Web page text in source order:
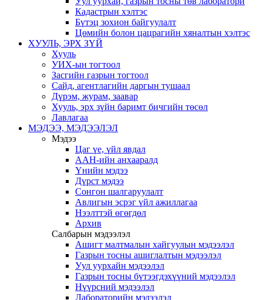
Кадастрын хэлтэс
Бүтэц зохион байгуулалт
Цөмийн болон цацрагийн хяналтын хэлтэс
ХУУЛЬ, ЭРХ ЗҮЙ
Хууль
УИХ-ын тогтоол
Засгийн газрын тогтоол
Сайд, агентлагийн даргын тушаал
Дүрэм, журам, заавар
Хууль, эрх зүйн баримт бичгийн төсөл
Лавлагаа
МЭДЭЭ, МЭДЭЭЛЭЛ
Мэдээ
Цаг үе, үйл явдал
ААН-ийн анхааралд
Үнийн мэдээ
Дүрст мэдээ
Сонгон шалгаруулалт
Авлигын эсрэг үйл ажиллагаа
Нээлттэй өгөгдөл
Архив
Салбарын мэдээлэл
Ашигт малтмалын хайгуулын мэдээлэл
Газрын тосны ашиглалтын мэдээлэл
Уул уурхайн мэдээлэл
Газрын тосны бүтээгдэхүүний мэдээлэл
Нүүрсний мэдээлэл
Лабораторийн мэдээлэл